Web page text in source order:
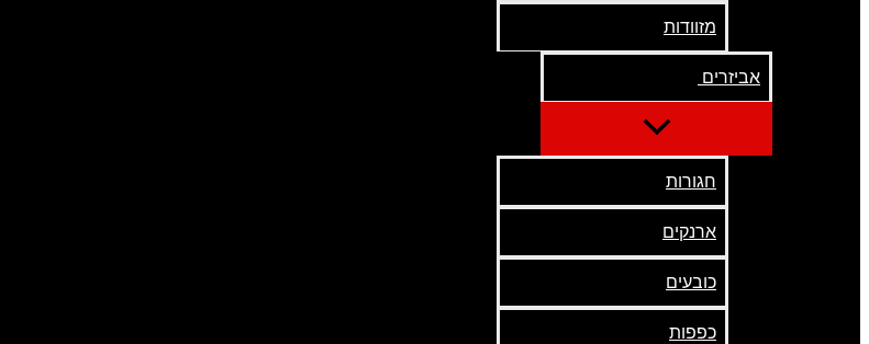
מזוודות
אביזרים
חגורות
ארנקים
כובעים
כפפות